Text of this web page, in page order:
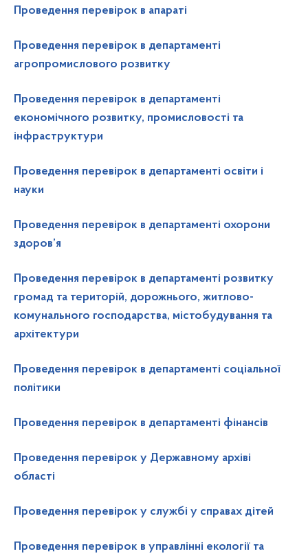
Проведення перевірок в апараті
Проведення перевірок в департаменті
агропромислового розвитку
Проведення перевірок в департаменті
економічного розвитку, промисловості та
інфраструктури
Проведення перевірок в департаменті освіти і
науки
Проведення перевірок в департаменті охорони
здоров’я
Проведення перевірок в департаменті розвитку
громад та територій, дорожнього, житлово-
комунального господарства, містобудування та
архітектури
Проведення перевірок в департаменті соціальної
політики
Проведення перевірок в департаменті фінансів
Проведення перевірок у Державному архіві
області
Проведення перевірок у службі у справах дітей
Проведення перевірок в управлінні екології та